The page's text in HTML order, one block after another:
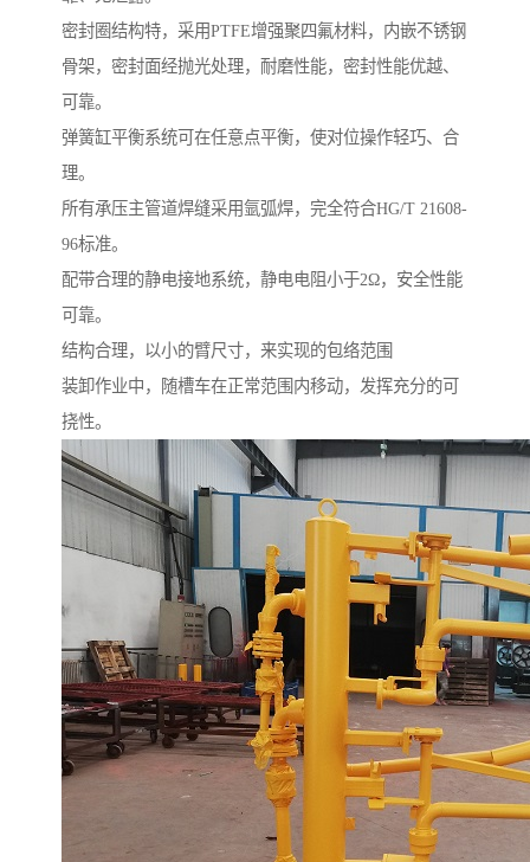
密封圈结构特，采用PTFE增强聚四氟材料，内嵌不锈钢
骨架，密封面经抛光处理，耐磨性能，密封性能优越、
可靠。
弹簧缸平衡系统可在任意点平衡，使对位操作轻巧、合
理。
所有承压主管道焊缝采用氩弧焊，完全符合HG/T 21608-
96标准。
配带合理的静电接地系统，静电电阻小于2Ω，安全性能
可靠。
结构合理，以小的臂尺寸，来实现的包络范围
装卸作业中，随槽车在正常范围内移动，发挥充分的可
挠性。